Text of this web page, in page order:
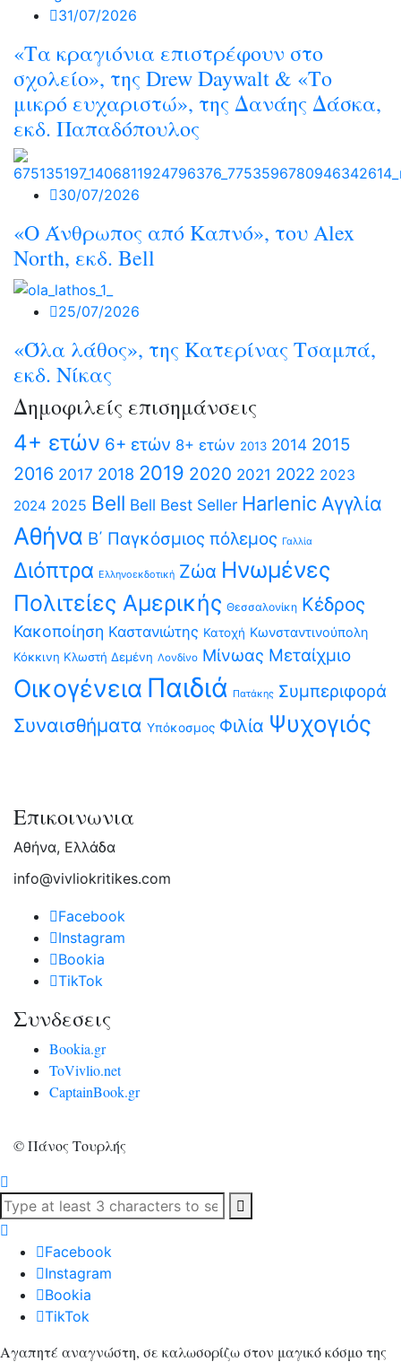
31/07/2026
«Τα κραγιόνια επιστρέφουν στο
σχολείο», της Drew Daywalt & «Το
μικρό ευχαριστώ», της Δανάης Δάσκα,
εκδ. Παπαδόπουλος
30/07/2026
«O Άνθρωπος από Καπνό», του Alex
North, εκδ. Bell
25/07/2026
«Όλα λάθος», της Κατερίνας Τσαμπά,
εκδ. Νίκας
Δημοφιλείς επισημάνσεις
4+ ετών 6+ ετών 8+ ετών 2013 2014 2015
2016 2017 2018 2019 2020 2021 2022 2023
2024 2025 Bell Bell Best Seller Harlenic Αγγλία
Αθήνα Β΄ Παγκόσμιος πόλεμος Γαλλία
Διόπτρα Ελληνοεκδοτική Ζώα Ηνωμένες
Πολιτείες Αμερικής Θεσσαλονίκη Κέδρος
Κακοποίηση Καστανιώτης Κατοχή Κωνσταντινούπολη
Κόκκινη Κλωστή Δεμένη Λονδίνο Μίνωας Μεταίχμιο
Οικογένεια Παιδιά Πατάκης Συμπεριφορά
Συναισθήματα Υπόκοσμος Φιλία Ψυχογιός
Επικοινωνια
Αθήνα, Ελλάδα
info@vivliokritikes.com
Facebook
Instagram
Bookia
TikTok
Συνδεσεις
Bookia.gr
ToVivlio.net
CaptainBook.gr
© Πάνος Τουρλής
Facebook
Instagram
Bookia
TikTok
Αγαπητέ αναγνώστη, σε καλωσορίζω στον μαγικό κόσμο της